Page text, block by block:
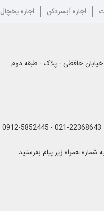
اجاره آبسردکن اجاره یخچال
حافظی - پلاک - طبقه دوم